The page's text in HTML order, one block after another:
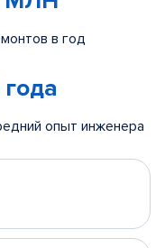
в год
опыт инженера